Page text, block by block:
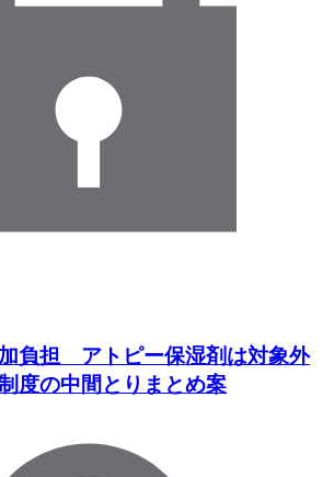
負担 アトピー保湿剤は対象外
度の中間とりまとめ案